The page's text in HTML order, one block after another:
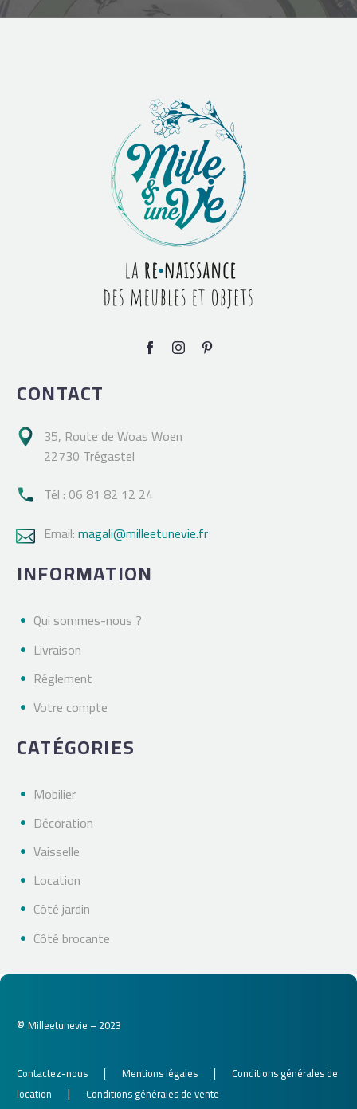
CONTACT
 35, Route de Woas Woen
22730 Trégastel
 Tél : 06 81 82 12 24
 Email:magali@milleetunevie.fr
INFORMATION
Qui sommes-nous ?
Livraison
Réglement
Votre compte
CATÉGORIES
Mobilier
Décoration
Vaisselle
Location
Côté jardin
Côté brocante
© Milleetunevie – 2023
Contactez-nous | Mentions légales |
Conditions générales de
location
| Conditions générales de vente